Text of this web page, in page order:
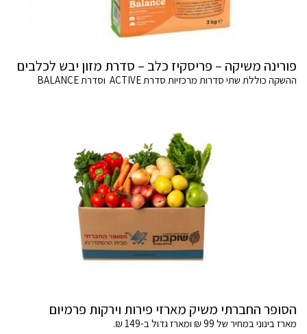
פורינה משיקה – פריסקיז כלב – סדרת מזון יבש לכלבים
ההשקה כוללת שתי סדרות מרכזיות סדרת ACTIVE וסדרת BALANCE
הסופר החברתי משיק מארזי פירות וירקות פרמיום
מארז בינוני במחיר של 99 ₪ ומארז גדול ב-149 ₪.